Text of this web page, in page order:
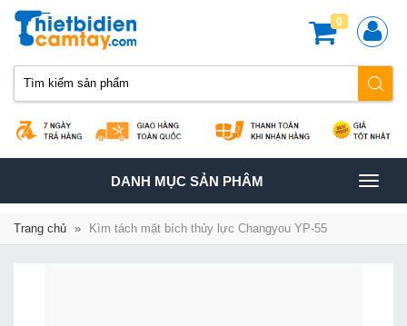
0
TOGGLE
NAVIGATION
DANH MỤC SẢN PHÂM
Trang chủ » Kìm tách mặt bích thủy lực Changyou YP-55